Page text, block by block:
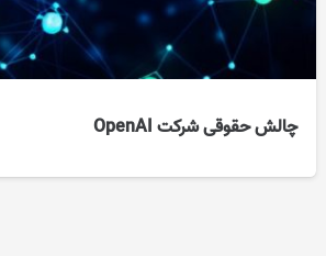
چالش حقوقی شرکت OpenAI